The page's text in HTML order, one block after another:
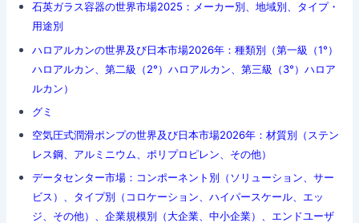
石英ガラス容器の世界市場2025：メーカー別、地域別、タイプ・
用途別
ハロアルカンの世界及び日本市場2026年：種類別（第一級（1°）
ハロアルカン、第二級（2°）ハロアルカン、第三級（3°）ハロア
ルカン）
グミ
空気圧式潤滑ポンプの世界及び日本市場2026年：材質別（ステン
レス鋼、アルミニウム、ポリプロピレン、その他）
データセンター市場：コンポーネント別（ソリューション、サー
ビス）、タイプ別（コロケーション、ハイパースケール、エッ
ジ、その他）、企業規模別（大企業、中小企業）、エンドユーザ